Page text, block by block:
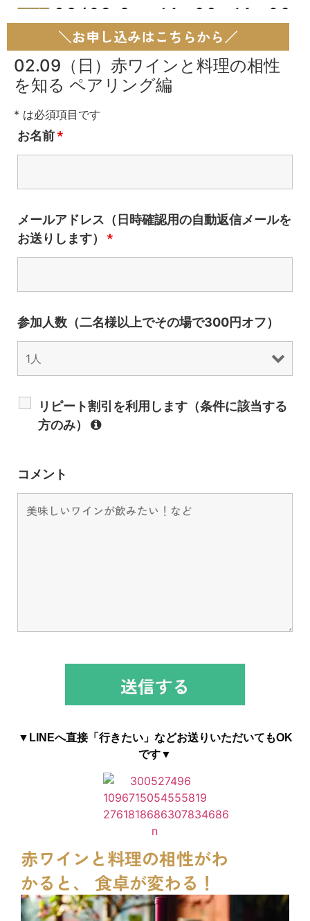
＼お申し込みはこちらから／
02.09（日）赤ワインと料理の相性
を知る ペアリング編
* は必須項目です
お名前*
メールアドレス（日時確認用の自動返信メールを
お送りします） *
参加人数（二名様以上でその場で300円オフ）
リピート割引を利用します（条件に該当する
方のみ）
コメント
▼LINEへ直接「行きたい」などお送りいただいてもOK
です▼
赤ワインと料理の相性がわ
かると、 食卓が変わる！